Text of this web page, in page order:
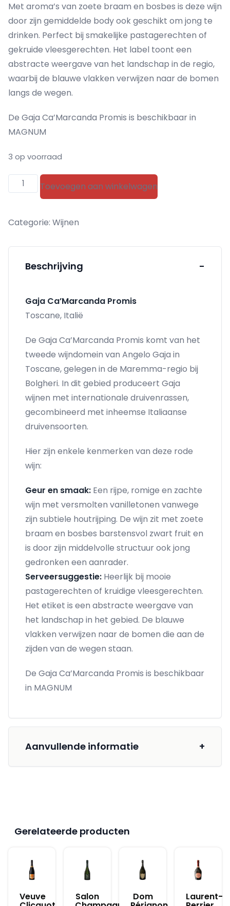
Met aroma’s van zoete braam en bosbes is deze wijn
door zijn gemiddelde body ook geschikt om jong te
drinken. Perfect bij smakelijke pastagerechten of
gekruide vleesgerechten. Het label toont een
abstracte weergave van het landschap in de regio,
waarbij de blauwe vlakken verwijzen naar de bomen
langs de wegen.
De Gaja Ca’Marcanda Promis is beschikbaar in
MAGNUM
3 op voorraad
Gaja
Ca'Marcanda
MAGNUM
Toevoegen aan winkelwagen
Categorie: Wijnen
Beschrijving -
Gaja Ca’Marcanda Promis
Toscane, Italië
De Gaja Ca’Marcanda Promis komt van het
tweede wijndomein van Angelo Gaja in
Toscane, gelegen in de Maremma-regio bij
Bolgheri. In dit gebied produceert Gaja
wijnen met internationale druivenrassen,
gecombineerd met inheemse Italiaanse
druivensoorten.
Hier zijn enkele kenmerken van deze rode
wijn:
Geur en smaak: Een rijpe, romige en zachte
wijn met versmolten vanilletonen vanwege
zijn subtiele houtrijping. De wijn zit met zoete
braam en bosbes barstensvol zwart fruit en
is door zijn middelvolle structuur ook jong
gedronken een aanrader.
Serveersuggestie: Heerlijk bij mooie
pastagerechten of kruidige vleesgerechten.
Het etiket is een abstracte weergave van
het landschap in het gebied. De blauwe
vlakken verwijzen naar de bomen die aan de
zijden van de wegen staan.
De Gaja Ca’Marcanda Promis is beschikbaar
in MAGNUM
Aanvullende informatie +
Gerelateerde producten
Veuve Salon Dom Laurent-